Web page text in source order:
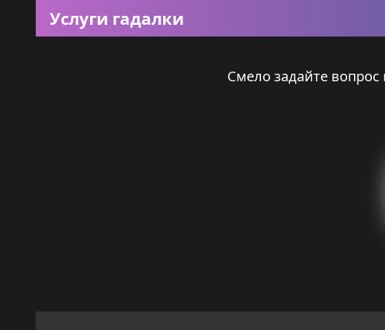
Услуги гадалки
Смело задайте вопрос